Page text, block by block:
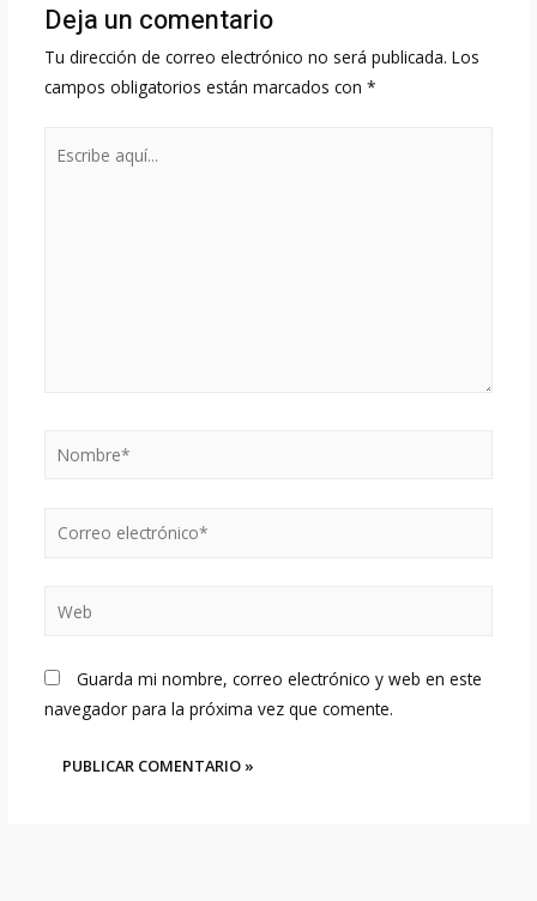
Deja un comentario
Tu dirección de correo electrónico no será publicada. Los
campos obligatorios están marcados con *
Nombre*
Correo
Guarda mi nombre, correo electrónico y web en este
navegador para la próxima vez que comente.